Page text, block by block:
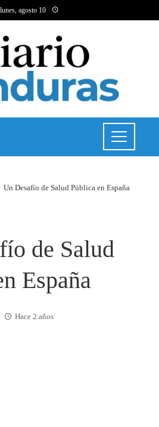
lunes, agosto 10
Un Desafío de Salud Pública en España
de Salud
España
Hace 2 años